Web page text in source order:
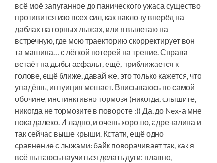
всё моё запуганное до панического ужаса существо
противится изо всех сил, как наклону вперёд на
даблах на горных лыжах, или я вылетаю на
встречную, где мою траекторию скорректирует вон
та машина… с лёгкой потерей на трение. Справа
встаёт на дыбы асфальт, ещё, приближается к
голове, ещё ближе, давай же, это только кажется, что
упадёшь, интуиция мешает. Вписываюсь по самой
обочине, инстинктивно тормозя (никогда, слышите,
никогда не тормозите в повороте :)) Да, до Nex-а мне
пока далеко. И ладно, и очень хорошо, адреналина и
так сейчас выше крыши. Кстати, ещё одно
сравнение с лыжами: байк поворачивает так, как я
всё пытаюсь научиться делать дуги: плавно,